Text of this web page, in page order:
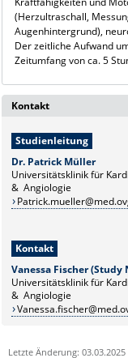
(Herzultraschall,
Augenhintergrund),
Der zeitliche Aufwand
Zeitumfang von ca. 5
Kontakt
Studienleitung
Dr. Patrick Müller
Universitätsklinik für
& Angiologie
Kontakt
Vanessa Fischer (Study
Universitätsklinik für
& Angiologie
Letzte Änderung: